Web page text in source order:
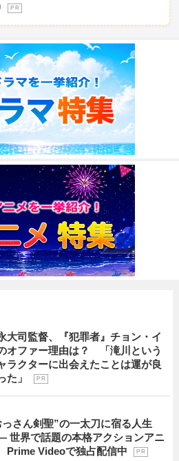
P R
大司監督、『犯罪者』チョン・イ
オファー理由は？ 「滝川という
ラクターに出会えたことは運が良
た」
P R
っさん剣聖”の一太刀に宿る人生
界で話題の本格アクションアニ
Prime Videoで独占配信中
P R